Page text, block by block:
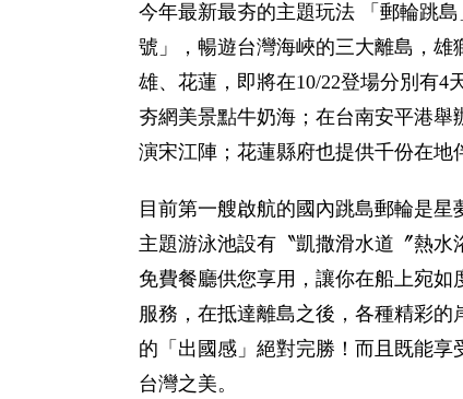
今年最新最夯的主題玩法 「郵輪跳
號」，暢遊台灣海峽的三大離島，
雄、花蓮，即將在10/22登場分別有4
夯網美景點牛奶海；在台南安平港
演宋江陣；花蓮縣府也提供千份在地
目前第一艘啟航的國內跳島郵輪是
主題游泳池設有〝凱撒滑水道〞熱
免費餐廳供您享用，讓你在船上宛
服務，在抵達離島之後，各種精彩
的「出國感」絕對完勝！而且既能
台灣之美。